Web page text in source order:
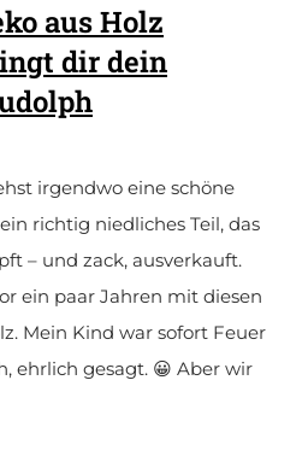
aus Holz
dir dein
irgendwo eine schöne
richtig niedliches Teil, das
– und zack, ausverkauft.
ein paar Jahren mit diesen
Mein Kind war sofort Feuer
ehrlich gesagt. 😀 Aber wir